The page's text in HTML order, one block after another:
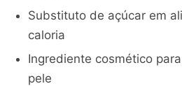
Substituto de açúcar em
caloria
Ingrediente cosmético
pele